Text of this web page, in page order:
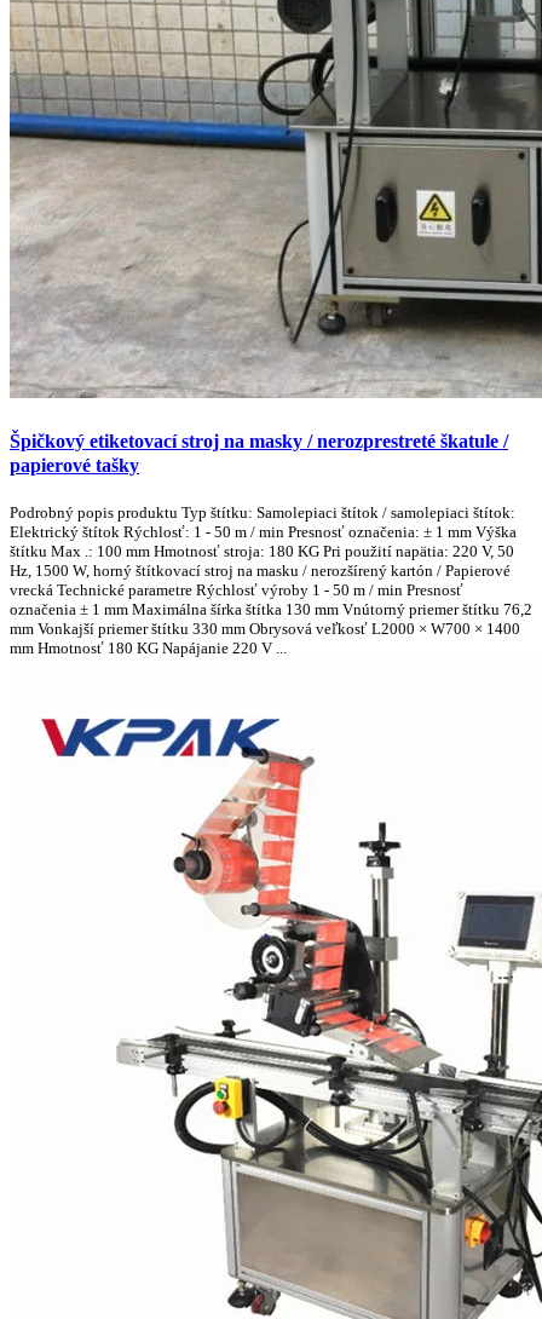
Špičkový etiketovací stroj na masky / nerozprestreté škatule /
papierové tašky
Podrobný popis produktu Typ štítku: Samolepiaci štítok / samolepiaci štítok:
Elektrický štítok Rýchlosť: 1 - 50 m / min Presnosť označenia: ± 1 mm Výška
štítku Max .: 100 mm Hmotnosť stroja: 180 KG Pri použití napätia: 220 V, 50
Hz, 1500 W, horný štítkovací stroj na masku / nerozšírený kartón / Papierové
vrecká Technické parametre Rýchlosť výroby 1 - 50 m / min Presnosť
označenia ± 1 mm Maximálna šírka štítka 130 mm Vnútorný priemer štítku 76,2
mm Vonkajší priemer štítku 330 mm Obrysová veľkosť L2000 × W700 × 1400
mm Hmotnosť 180 KG Napájanie 220 V ...